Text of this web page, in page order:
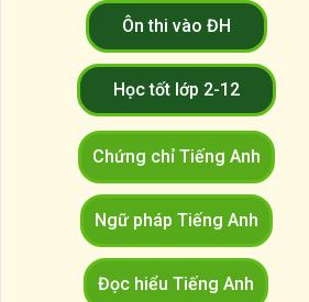
Ôn thi vào ĐH
Học tốt lớp 2-12
Chứng chỉ Tiếng Anh
Ngữ pháp Tiếng Anh
Đọc hiểu Tiếng Anh